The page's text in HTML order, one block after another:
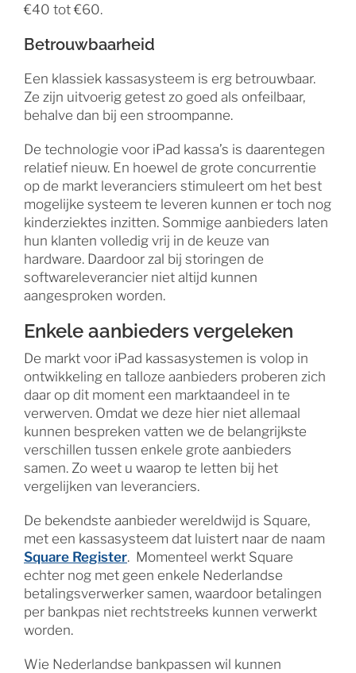
€40 tot €60.
Betrouwbaarheid
Een klassiek kassasysteem is erg betrouwbaar.
Ze zijn uitvoerig getest zo goed als onfeilbaar,
behalve dan bij een stroompanne.
De technologie voor iPad kassa’s is daarentegen
relatief nieuw. En hoewel de grote concurrentie
op de markt leveranciers stimuleert om het best
mogelijke systeem te leveren kunnen er toch nog
kinderziektes inzitten. Sommige aanbieders laten
hun klanten volledig vrij in de keuze van
hardware. Daardoor zal bij storingen de
softwareleverancier niet altijd kunnen
aangesproken worden.
Enkele aanbieders vergeleken
De markt voor iPad kassasystemen is volop in
ontwikkeling en talloze aanbieders proberen zich
daar op dit moment een marktaandeel in te
verwerven. Omdat we deze hier niet allemaal
kunnen bespreken vatten we de belangrijkste
verschillen tussen enkele grote aanbieders
samen. Zo weet u waarop te letten bij het
vergelijken van leveranciers.
De bekendste aanbieder wereldwijd is Square,
met een kassasysteem dat luistert naar de naam
Square Register. Momenteel werkt Square
echter nog met geen enkele Nederlandse
betalingsverwerker samen, waardoor betalingen
per bankpas niet rechtstreeks kunnen verwerkt
worden.
Wie Nederlandse bankpassen wil kunnen